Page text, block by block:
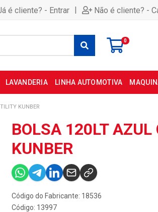
é cliente? - Entrar | Não é cliente? -
0
LAVANDERIA LINHA AUTOMOTIVA
KUNBER
BOLSA 120LT
KUNBER
Código do Fabricante: 18536
Código: 13997